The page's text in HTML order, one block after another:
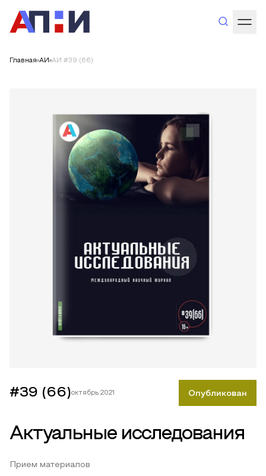
Главная АИ АИ #39 (66)
#39 (66)октябрь 2021 Опубликован
Актуальные исследования
Прием материалов